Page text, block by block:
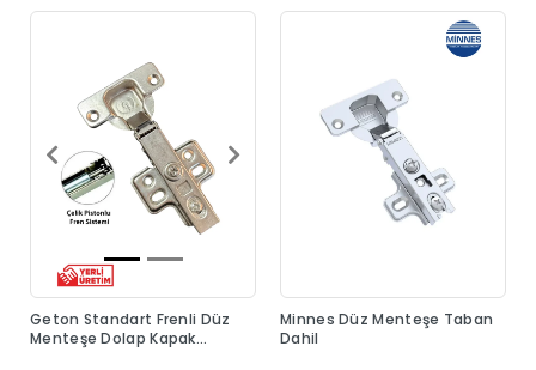
Geton Standart Frenli Düz
Menteşe Dolap Kapak
Minnes Düz Menteşe Taban
Dahil